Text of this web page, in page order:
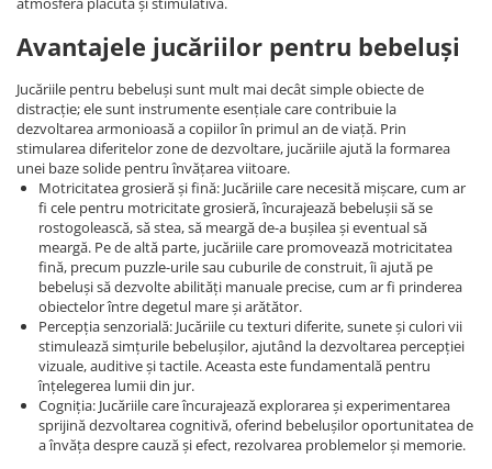
Avantajele jucăriilor pentru bebeluși
Jucăriile pentru bebeluși sunt mult mai decât simple obiecte de
distracție; ele sunt instrumente esențiale care contribuie la
dezvoltarea armonioasă a copiilor în primul an de viață. Prin
stimularea diferitelor zone de dezvoltare, jucăriile ajută la formarea
unei baze solide pentru învățarea viitoare.
Motricitatea grosieră și fină: Jucăriile care necesită mișcare, cum ar
fi cele pentru motricitate grosieră, încurajează bebelușii să se
rostogolească, să stea, să meargă de-a bușilea și eventual să
meargă. Pe de altă parte, jucăriile care promovează motricitatea
fină, precum puzzle-urile sau cuburile de construit, îi ajută pe
bebeluși să dezvolte abilități manuale precise, cum ar fi prinderea
obiectelor între degetul mare și arătător.
Percepția senzorială: Jucăriile cu texturi diferite, sunete și culori vii
stimulează simțurile bebelușilor, ajutând la dezvoltarea percepției
vizuale, auditive și tactile. Aceasta este fundamentală pentru
înțelegerea lumii din jur.
Cogniția: Jucăriile care încurajează explorarea și experimentarea
sprijină dezvoltarea cognitivă, oferind bebelușilor oportunitatea de
a învăța despre cauză și efect, rezolvarea problemelor și memorie.